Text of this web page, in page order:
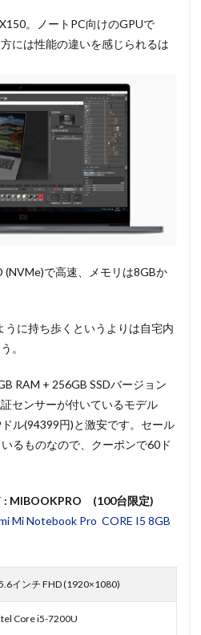
。ノートPC向けのGPUで
には性能の違いを感じられるは
(NVMe)で高速、メモリは8GBか
に持ち歩くというよりは自宅内
。
RAM + 256GB SSDバージョン
センサーが付いているモデル
ル(94399円)と激安です。セール
るものなので、クーポンで60ド
: MIBOOKPRO (100台限定)
Mi Notebook Pro CORE I5 8GB
インチ FHD (1920×1080)
Core i5-7200U